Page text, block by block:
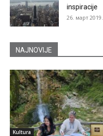
inspiracije
26. март 2019.
NAJNOVIJE
Kultura